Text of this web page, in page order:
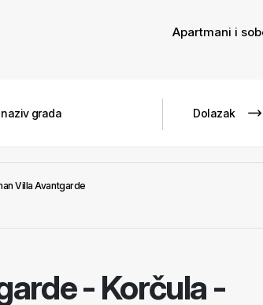
Apartmani i
Villa Avantgarde
-Korčula -